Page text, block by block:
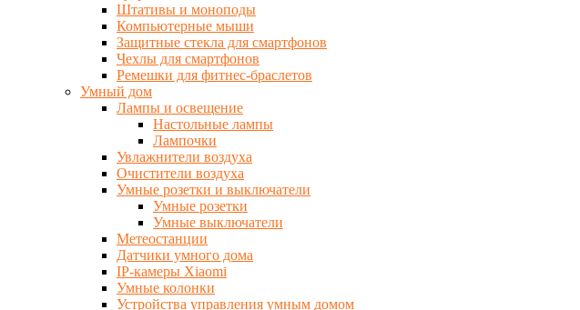
Штативы и моноподы
Компьютерные мыши
Защитные стекла для смартфонов
Чехлы для смартфонов
Ремешки для фитнес-браслетов
Умный дом
Лампы и освещение
Настольные лампы
Лампочки
Увлажнители воздуха
Очистители воздуха
Умные розетки и выключатели
Умные розетки
Умные выключатели
Метеостанции
Датчики умного дома
IP-камеры Xiaomi
Умные колонки
Устройства управления умным домом